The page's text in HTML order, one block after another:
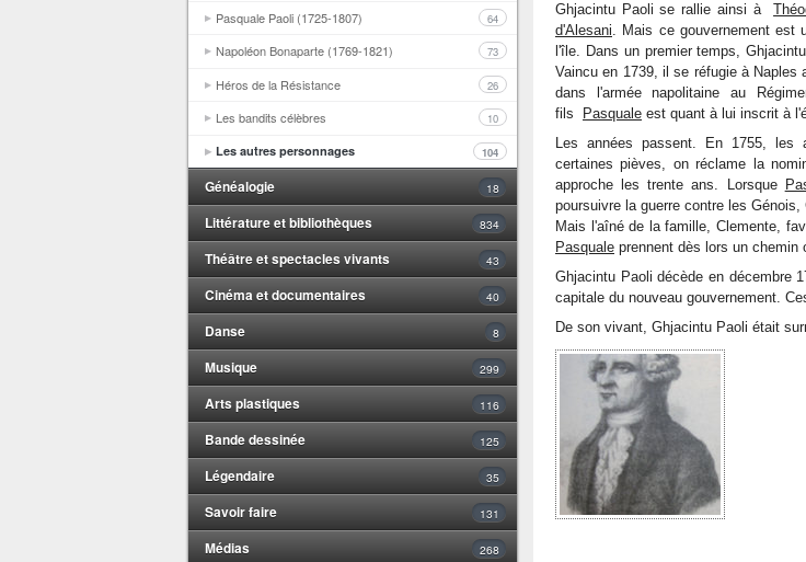
Pasquale Paoli (1725-1807) 64
Napoléon Bonaparte (1769-1821) 73
Héros de la Résistance 26
Les bandits célèbres 10
Les autres personnages 104
Généalogie 18
Littérature et bibliothèques 834
Théâtre et spectacles vivants 43
Cinéma et documentaires 40
Danse 8
Musique 299
Arts plastiques 116
Bande dessinée 125
Légendaire 35
Savoir faire 131
Médias 268
Ghjacintu Paoli se rallie ainsi à
d'Alesani. Mais ce gouvernement
l'île. Dans un premier temps,
Vaincu en 1739, il se réfugie à Naples
dans l'armée napolitaine au
fils
Pasquale est quant à lui inscrit à
Les années passent. En 1755, les
certaines pièves, on réclame la
approche les trente ans. Lorsque
poursuivre la guerre contre les
Mais l'aîné de la famille, Clemente,
Pasquale prennent dès lors un chemin
Ghjacintu Paoli décède en décembre
capitale du nouveau gouvernement.
De son vivant, Ghjacintu Paoli était